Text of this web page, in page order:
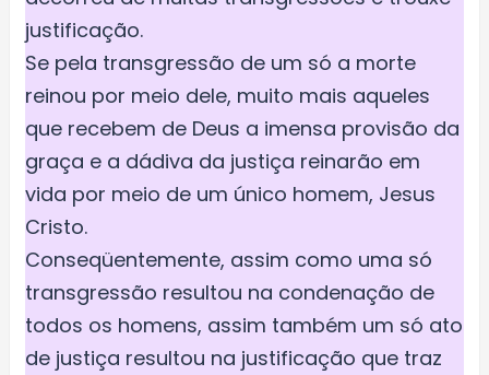
justificação.
Se pela transgressão de um só a morte
reinou por meio dele, muito mais aqueles
que recebem de Deus a imensa provisão da
graça e a dádiva da justiça reinarão em
vida por meio de um único homem, Jesus
Cristo.
Conseqüentemente, assim como uma só
transgressão resultou na condenação de
todos os homens, assim também um só ato
de justiça resultou na justificação que traz